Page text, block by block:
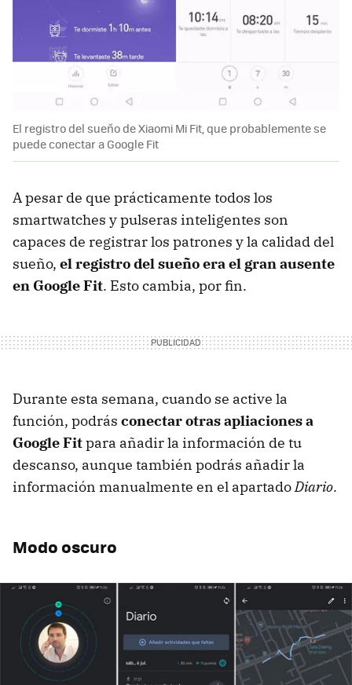
El registro del sueño de Xiaomi Mi Fit, que probablemente se
puede conectar a Google Fit
A pesar de que prácticamente todos los
smartwatches y pulseras inteligentes son
capaces de registrar los patrones y la calidad del
sueño, el registro del sueño era el gran ausente
en Google Fit. Esto cambia, por fin.
Durante esta semana, cuando se active la
función, podrás conectar otras apliaciones a
Google Fitpara añadir la información de tu
descanso, aunque también podrás añadir la
información manualmente en el apartadoDiario.
Modo oscuro